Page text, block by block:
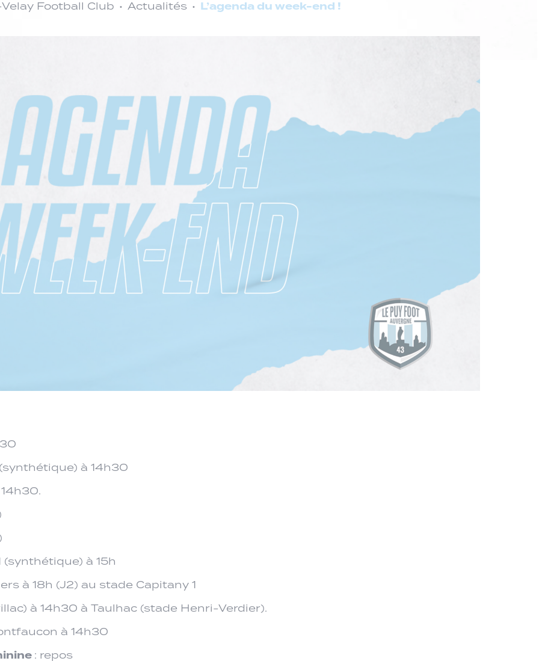
Football Club Actualités L’agenda du week-end !
à 14h30
à 15h
à 18h (J2) au stade Capitany 1
à 14h30 à Taulhac (stade Henri-Verdier).
à 14h30
: repos